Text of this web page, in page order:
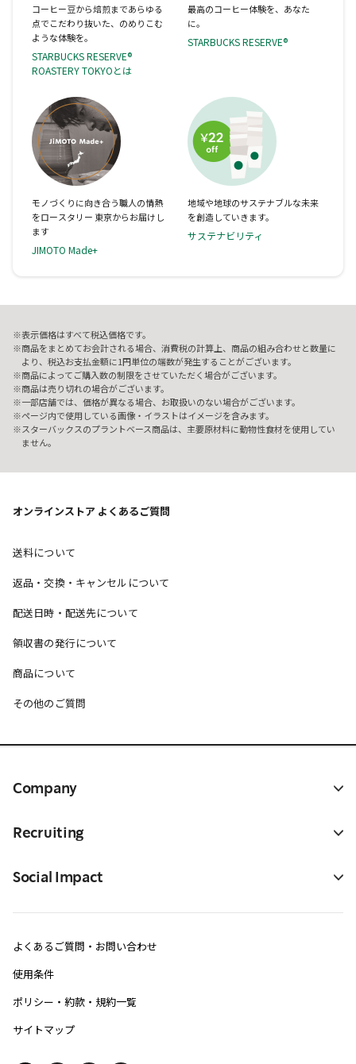
コーヒー豆から焙煎まであらゆる
点でこだわり抜いた、のめりこむ
ような体験を。
STARBUCKS RESERVE®
ROASTERY TOKYOとは
最高のコーヒー体験を、あなた
に。
STARBUCKS RESERVE®
モノづくりに向き合う職人の情熱
をロースタリー 東京からお届けし
ます
JIMOTO Made+
地域や地球のサステナブルな未来
を創造していきます。
サステナビリティ
表示価格はすべて税込価格です。
商品をまとめてお会計される場合、消費税の計算上、商品の組み合わせと数量に
より、税込お支払金額に1円単位の端数が発生することがございます。
商品によってご購入数の制限をさせていただく場合がございます。
商品は売り切れの場合がございます。
一部店舗では、価格が異なる場合、お取扱いのない場合がございます。
ページ内で使用している画像・イラストはイメージを含みます。
スターバックスのプラントベース商品は、主要原材料に動物性食材を使用してい
ません。
オンラインストア よくあるご質問
送料について
返品・交換・キャンセルについて
配送日時・配送先について
領収書の発行について
商品について
その他のご質問
Company
Recruiting
Social Impact
よくあるご質問・お問い合わせ
使用条件
ポリシー・約款・規約一覧
サイトマップ